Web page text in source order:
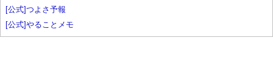
[公式]つよさ予報
[公式]やることメモ